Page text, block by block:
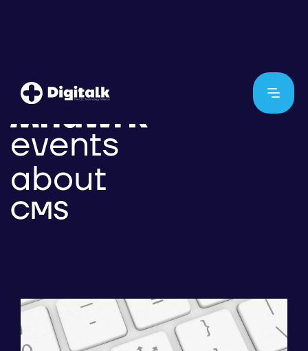
events
about
CMS